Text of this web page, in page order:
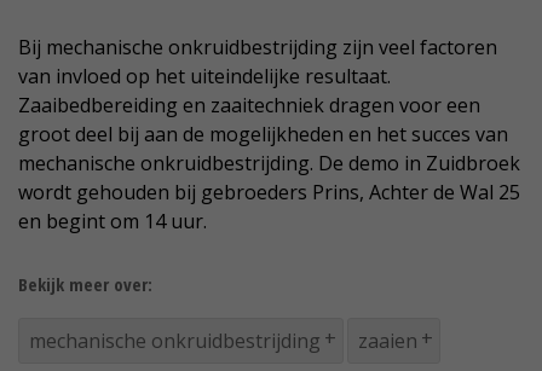
Bij mechanische onkruidbestrijding zijn veel factoren
van invloed op het uiteindelijke resultaat.
Zaaibedbereiding en zaaitechniek dragen voor een
groot deel bij aan de mogelijkheden en het succes van
mechanische onkruidbestrijding. De demo in Zuidbroek
wordt gehouden bij gebroeders Prins, Achter de Wal 25
en begint om 14 uur.
Bekijk meer over:
mechanische onkruidbestrijding zaaien